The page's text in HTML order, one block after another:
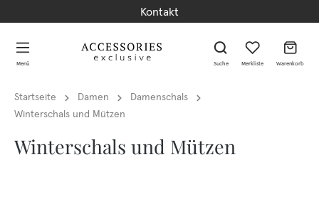
Kontakt
Menü Suche Merkliste Warenkorb
Startseite Damen
Damenschals
Winterschals und Mützen
Winterschals und Mützen